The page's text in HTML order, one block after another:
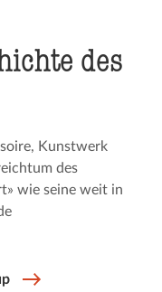
des
Kunstwerk
des
wie seine weit in